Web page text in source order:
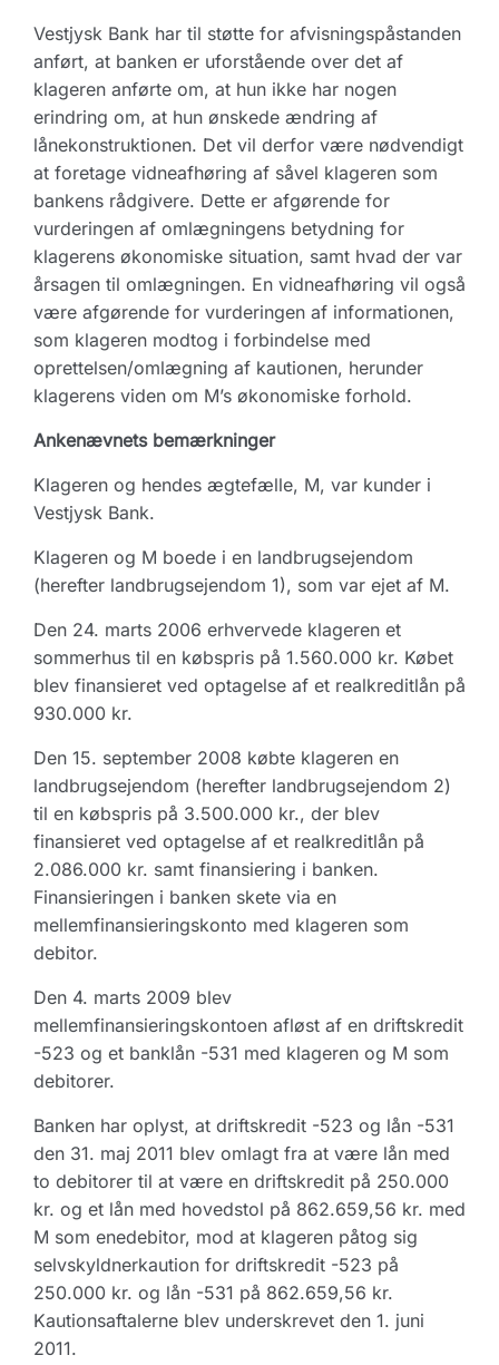
Vestjysk Bank har til støtte for afvisningspåstanden
anført, at banken er uforstående over det af
klageren anførte om, at hun ikke har nogen
erindring om, at hun ønskede ændring af
lånekonstruktionen. Det vil derfor være nødvendigt
at foretage vidneafhøring af såvel klageren som
bankens rådgivere. Dette er afgørende for
vurderingen af omlægningens betydning for
klagerens økonomiske situation, samt hvad der var
årsagen til omlægningen. En vidneafhøring vil også
være afgørende for vurderingen af informationen,
som klageren modtog i forbindelse med
oprettelsen/omlægning af kautionen, herunder
klagerens viden om M’s økonomiske forhold.
Ankenævnets bemærkninger
Klageren og hendes ægtefælle, M, var kunder i
Vestjysk Bank.
Klageren og M boede i en landbrugsejendom
(herefter landbrugsejendom 1), som var ejet af M.
Den 24. marts 2006 erhvervede klageren et
sommerhus til en købspris på 1.560.000 kr. Købet
blev finansieret ved optagelse af et realkreditlån på
930.000 kr.
Den 15. september 2008 købte klageren en
landbrugsejendom (herefter landbrugsejendom 2)
til en købspris på 3.500.000 kr., der blev
finansieret ved optagelse af et realkreditlån på
2.086.000 kr. samt finansiering i banken.
Finansieringen i banken skete via en
mellemfinansieringskonto med klageren som
debitor.
Den 4. marts 2009 blev
mellemfinansieringskontoen afløst af en driftskredit
-523 og et banklån -531 med klageren og M som
debitorer.
Banken har oplyst, at driftskredit -523 og lån -531
den 31. maj 2011 blev omlagt fra at være lån med
to debitorer til at være en driftskredit på 250.000
kr. og et lån med hovedstol på 862.659,56 kr. med
M som enedebitor, mod at klageren påtog sig
selvskyldnerkaution for driftskredit -523 på
250.000 kr. og lån -531 på 862.659,56 kr.
Kautionsaftalerne blev underskrevet den 1. juni
2011.